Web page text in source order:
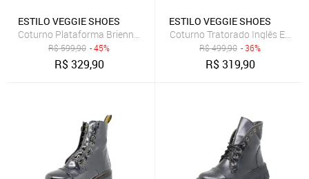
ESTILO VEGGIE SHOES
Coturno Plataforma Brienne Estilo Veggie Preto
R$599,90 - 45%
R$329,90
ESTILO VEGGIE SHOES
Coturno Tratorado Inglês Estilo
R$499,90 - 36%
R$319,90